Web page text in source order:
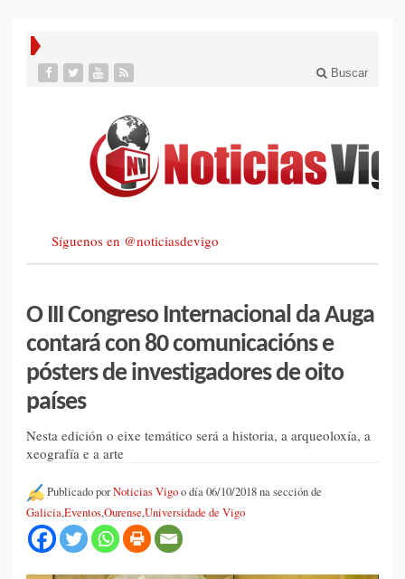
Buscar
Síguenos en @noticiasdevigo
O III Congreso Internacional da Auga
contará con 80 comunicacións e
pósters de investigadores de oito
países
Nesta edición o eixe temático será a historia, a arqueoloxía, a
xeografía e a arte
Publicado porNoticias Vigoo día 06/10/2018 na sección de
Galicia,Eventos,Ourense,Universidade de Vigo